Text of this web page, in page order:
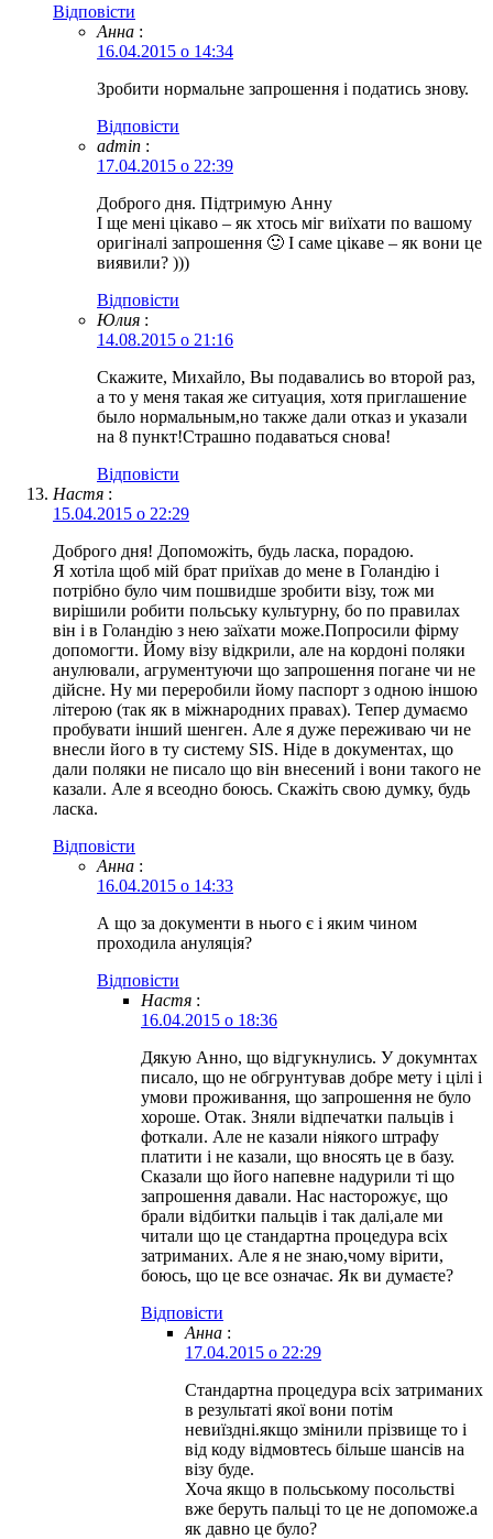
Відповіcти
Анна :
16.04.2015 о 14:34
Зробити нормальне запрошення і податись знову.
Відповіcти
admin :
17.04.2015 о 22:39
Доброго дня. Підтримую Анну
І ще мені цікаво – як хтось міг виїхати по вашому
оригіналі запрошення 🙂 І саме цікаве – як вони це
виявили? )))
Відповіcти
Юлия :
14.08.2015 о 21:16
Скажите, Михайло, Вы подавались во второй раз,
а то у меня такая же ситуация, хотя приглашение
было нормальным,но также дали отказ и указали
на 8 пункт!Страшно подаваться снова!
Відповіcти
Настя :
15.04.2015 о 22:29
Доброго дня! Допоможіть, будь ласка, порадою.
Я хотіла щоб мій брат приїхав до мене в Голандію і
потрібно було чим пошвидше зробити візу, тож ми
вирішили робити польську культурну, бо по правилах
він і в Голандію з нею заїхати може.Попросили фірму
допомогти. Йому візу відкрили, але на кордоні поляки
анулювали, агрументуючи що запрошення погане чи не
дійсне. Ну ми переробили йому паспорт з одною іншою
літерою (так як в міжнародних правах). Тепер думаємо
пробувати інший шенген. Але я дуже переживаю чи не
внесли його в ту систему SIS. Ніде в документах, що
дали поляки не писало що він внесений і вони такого не
казали. Але я всеодно боюсь. Скажіть свою думку, будь
ласка.
Відповіcти
Анна :
16.04.2015 о 14:33
А що за документи в нього є і яким чином
проходила ануляція?
Відповіcти
Настя :
16.04.2015 о 18:36
Дякую Анно, що відгукнулись. У докумнтах
писало, що не обгрунтував добре мету і цілі і
умови проживання, що запрошення не було
хороше. Отак. Зняли відпечатки пальців і
фоткали. Але не казали ніякого штрафу
платити і не казали, що вносять це в базу.
Сказали що його напевне надурили ті що
запрошення давали. Нас насторожує, що
брали відбитки пальців і так далі,але ми
читали що це стандартна процедура всіх
затриманих. Але я не знаю,чому вірити,
боюсь, що це все означає. Як ви думаєте?
Відповіcти
Анна :
17.04.2015 о 22:29
Стандартна процедура всіх затриманих
в результаті якої вони потім
невиїздні.якщо змінили прізвище то і
від коду відмовтесь більше шансів на
візу буде.
Хоча якщо в польському посольстві
вже беруть пальці то це не допоможе.а
як давно це було?